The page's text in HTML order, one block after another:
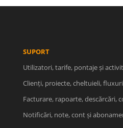
SUPORT
Utilizatori, tarife, pontaje și
Clienți, proiecte, cheltuieli,
Facturare, rapoarte, descărcări,
Notificări, note, cont și